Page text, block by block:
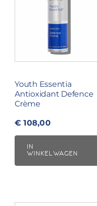
Youth Essentia
Antioxidant Defence
Crème
€ 108,00
IN
WINKELWAGEN